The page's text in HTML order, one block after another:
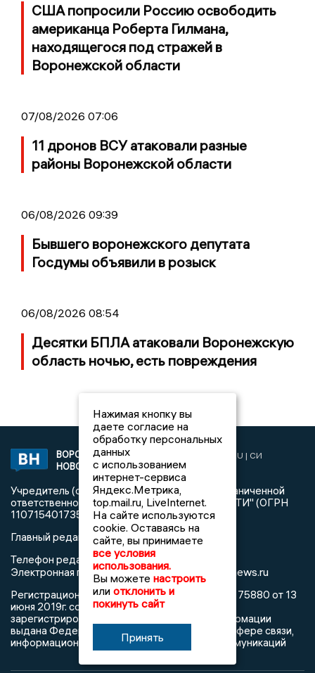
США попросили Россию освободить
американца Роберта Гилмана,
находящегося под стражей в
Воронежской области
07/08/2026 07:06
11 дронов ВСУ атаковали разные
районы Воронежской области
06/08/2026 09:39
Бывшего воронежского депутата
Госдумы объявили в розыск
06/08/2026 08:54
Десятки БПЛА атаковали Воронежскую
область ночью, есть повреждения
ВОРОНЕЖСКИЕ
НОВОСТИ
2019 © VORONEZHNEWS.RU | СИ
«Воронежские новости»
Учредитель (соучредители): Общество с ограниченной
ответственностью "РЕГИОНАЛЬНЫЕ НОВОСТИ" (ОГРН
1107154017354)
Главный редактор: Пирогов А.А.
Телефон редакции: +7 (473) 262 77 92
Электронная почта редакции:info@voronezhnews.ru
Регистрационный номер: серия Эл № ФС 77 - 75880 от 13
июня 2019г. согласно выписке из реестра
зарегистрированных средств массовой информации
выдана Федеральной службой по надзору в сфере связи,
информационных технологий и массовых коммуникаций
Нажимая кнопку вы
даете согласие на
обработку персональных
данных
с использованием
интернет-сервиса
Яндекс.Метрика,
top.mail.ru, LiveInternet.
На сайте используются
cookie. Оставаясь на
сайте, вы принимаете
все условия
использования.
Вы можете настроить
или отклонить и
покинуть сайт
Принять